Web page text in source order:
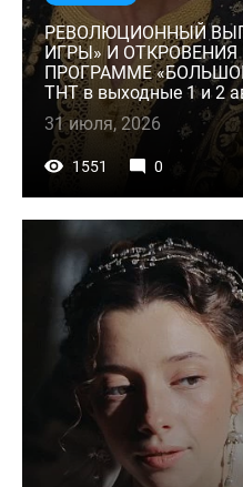
РЕВОЛЮЦИОННЫЙ
ИГРЫ» И ОТКРОВЕНИЯ
ПРОГРАММЕ
ТНТ в выходные 1 и 2
31 июля, 2026
1551 0